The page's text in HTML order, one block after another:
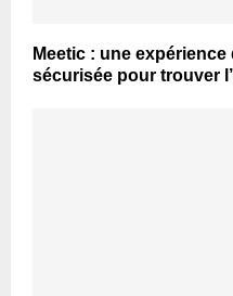
Meetic : une
sécurisée pour trouver